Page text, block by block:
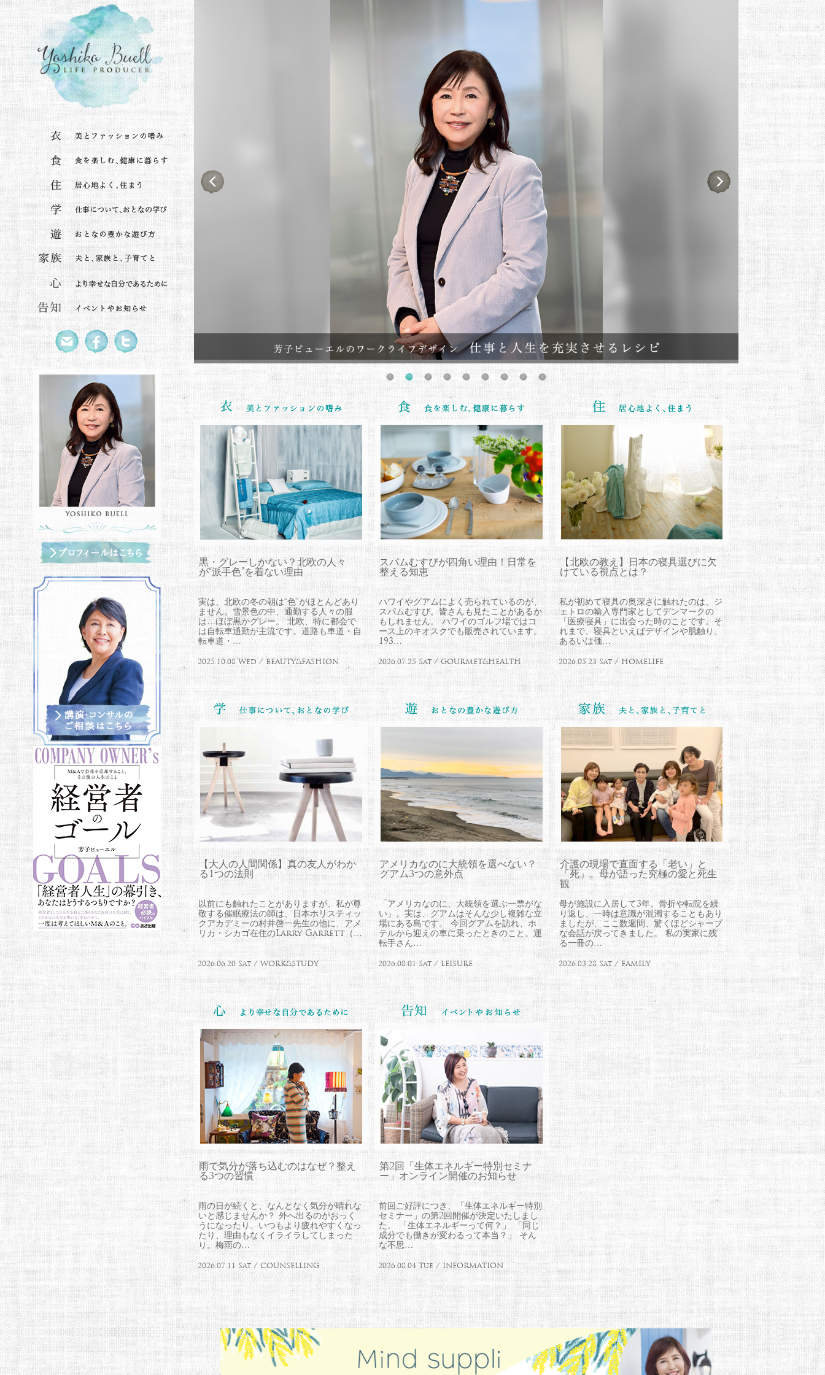
黒・グレーしかない？北欧の人々
が“派手色”を着ない理由
実は、北欧の冬の朝は“色”がほとんどあり
ません。雪景色の中、通勤する人々の服
は…ほぼ黒かグレー。 北欧、特に都会で
は自転車通勤が主流です。道路も車道・自
転車道・…
2025.10.08 Wed / BEAUTY&FASHION
スパムむすびが四角い理由！日常を
整える知恵
ハワイやグアムによく売られているのが、
スパムむすび。皆さんも見たことがあるか
もしれません。 ハワイのゴルフ場ではコ
ース上のキオスクでも販売されています。
193…
2026.07.25 Sat / GOURMET&HEALTH
【北欧の教え】日本の寝具選びに欠
けている視点とは？
私が初めて寝具の奥深さに触れたのは、ジ
ェトロの輸入専門家としてデンマークの
「医療寝具」に出会った時のことです。そ
れまで、寝具といえばデザインや肌触り、
あるいは価…
2026.05.23 Sat / HOMELIFE
【大人の人間関係】真の友人がわか
る1つの法則
以前にも触れたことがありますが、私が尊
敬する催眠療法の師は、日本ホリスティッ
クアカデミーの村井啓一先生の他に、アメ
リカ・シカゴ在住のLarry Garrett（…
2026.06.20 Sat / WORK&STUDY
アメリカなのに大統領を選べない？
グアム3つの意外点
「アメリカなのに、大統領を選ぶ一票がな
い」。実は、グアムはそんな少し複雑な立
場にある島です。 今回グアムを訪れ、ホ
テルから迎えの車に乗ったときのこと。運
転手さん…
2026.08.01 Sat / LEISURE
介護の現場で直面する「老い」と
「死」。母が語った究極の愛と死生
観
母が施設に入居して3年。骨折や転院を繰
り返し、一時は意識が混濁することもあり
ましたが、ここ数週間、驚くほどシャープ
な会話が戻ってきました。 私の実家に残
る一冊の…
2026.03.28 Sat / FAMILY
雨で気分が落ち込むのはなぜ？整え
る3つの習慣
雨の日が続くと、なんとなく気分が晴れな
いと感じませんか？ 外へ出るのがおっく
うになったり、いつもより疲れやすくなっ
たり、理由もなくイライラしてしまった
り。梅雨の…
2026.07.11 Sat / COUNSELLING
第2回「生体エネルギー特別セミナ
ー」オンライン開催のお知らせ
前回ご好評につき、「生体エネルギー特別
セミナー」の第2回開催が決定いたしまし
た。 「生体エネルギーって何？」 「同じ
成分でも働きが変わるって本当？」 そん
な不思…
2026.08.04 Tue / INFORMATION